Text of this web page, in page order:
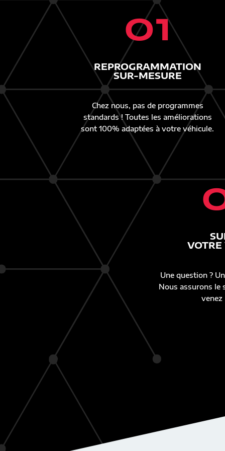
01
REPROGRAMMATION
SUR-MESURE
Chez nous, pas de programmes
standards ! Toutes les améliorations
sont 100% adaptées à votre véhicule.
Une question ?
Nous assurons le
venez